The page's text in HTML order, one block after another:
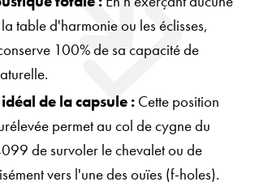
table d'harmonie ou les éclisses,
100% de sa capacité de
de la capsule :Cette position
permet au col de cygne du
de survoler le chevalet ou de
vers l'une des ouïes (f-holes).